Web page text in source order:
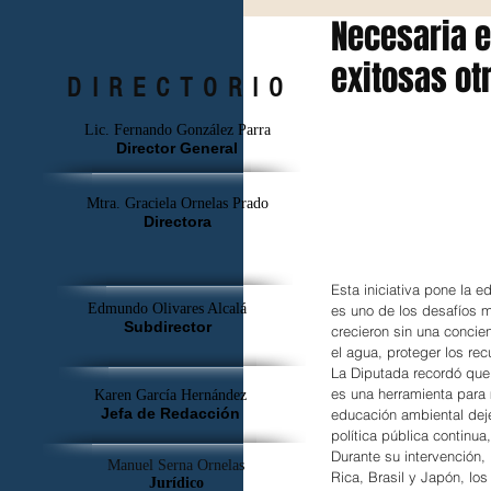
Necesaria
exitosas
Esta iniciativa pone la
es uno de los desafíos
crecieron sin una
el agua, proteger los
La Diputada recordó
es una herramienta
educación ambiental
política pública
Durante su
Rica, Brasil y Japón,
DIRECTORIO
Lic. Fernando González Parra
Director General
Mtra. Graciela Ornelas Prado
Directora
Edmundo Olivares Alcalá
Subdirector
Karen García Hernández
Jefa de Redacción
Manuel Serna Ornelas
Jurídico